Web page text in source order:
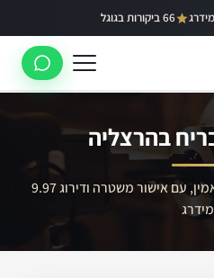
66 ביקורות בגוגל
בהרצליה
שירות מנעולן מקצועי, מהיר ואמין, עם אישור משטרה ודירוג 9.97